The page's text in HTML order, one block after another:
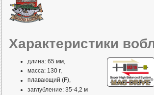
Характеристики
длина: 65 мм,
масса: 130 г,
плавающий (F),
заглубление: 35-4,2 м